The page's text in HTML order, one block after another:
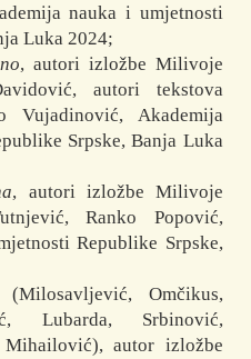
nauka i umjetnosti
Luka 2024;
, autori izložbe Milivoje
autori tekstova
Vujadinović, Akademija
Srpske, Banja Luka
, autori izložbe Milivoje
Ranko Popović,
Republike Srpske,
(Milosavljević, Omčikus,
Lubarda, Srbinović,
autor izložbe